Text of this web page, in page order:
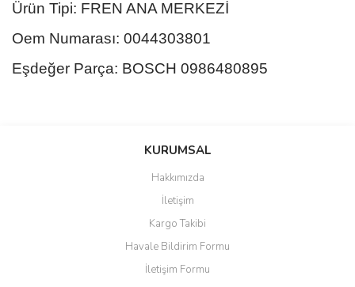
Ürün Tipi: FREN ANA MERKEZİ
Oem Numarası: 0044303801
Eşdeğer Parça: BOSCH 0986480895
Bu ürüne ilk yorumu siz yapın!
Yorum Yaz
Ürün resmi kalitesiz, bozuk veya görüntülenemiyor.
Ürün açıklamasında eksik bilgiler bulunuyor.
Ürün bilgilerinde hatalar bulunuyor.
Ürün fiyatı diğer sitelerden daha pahalı.
KURUMSAL
Hakkımızda
İletişim
Kargo Takibi
Havale Bildirim Formu
İletişim Formu